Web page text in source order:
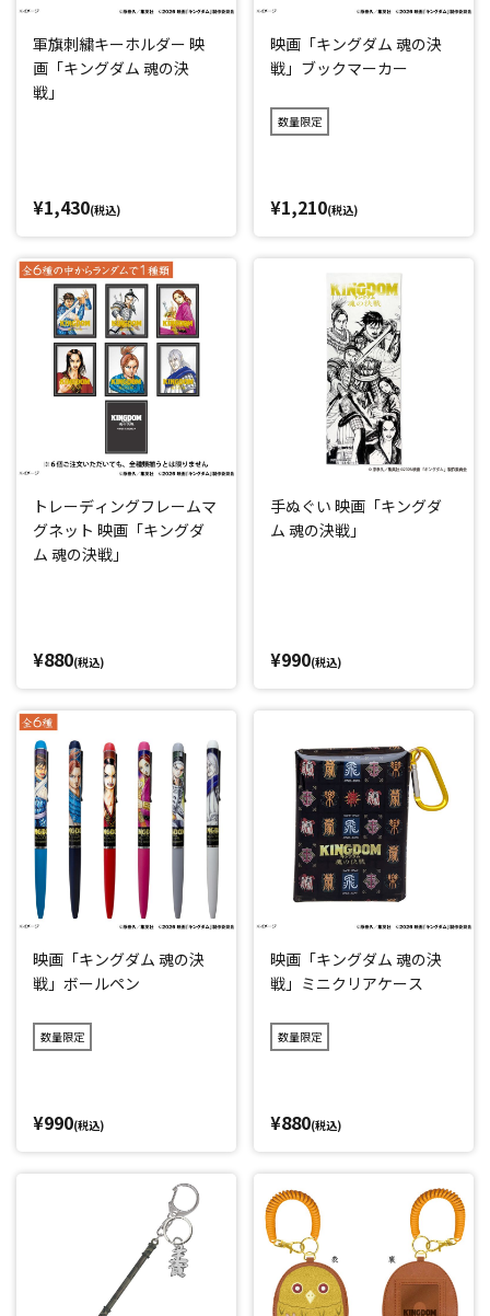
軍旗刺繍キーホルダー 映
画「キングダム 魂の決
戦」
¥1,430(税込)
映画「キングダム 魂の決
戦」ブックマーカー
数量限定
¥1,210(税込)
トレーディングフレームマ
グネット 映画「キングダ
ム 魂の決戦」
¥880(税込)
手ぬぐい 映画「キングダ
ム 魂の決戦」
¥990(税込)
映画「キングダム 魂の決
戦」ボールペン
数量限定
¥990(税込)
映画「キングダム 魂の決
戦」ミニクリアケース
数量限定
¥880(税込)